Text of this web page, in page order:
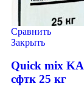
Сравнить
Закрыть
Quick mix
сфтк 25 кг